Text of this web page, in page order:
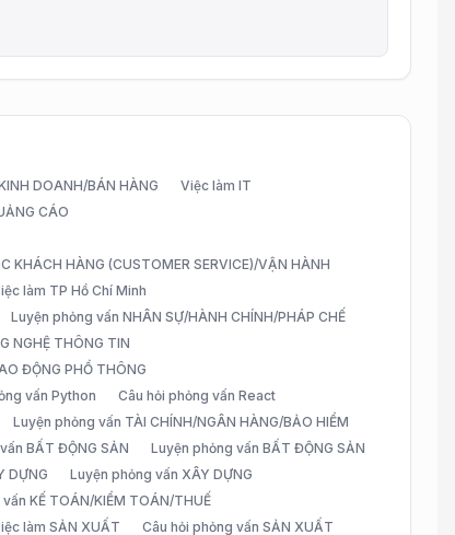
DOANH/BÁN HÀNG
Việc làm IT
CÁO
KHÁCH HÀNG (CUSTOMER SERVICE)/VẬN HÀNH
làm TP Hồ Chí Minh
Luyện phỏng vấn NHÂN SỰ/HÀNH CHÍNH/PHÁP CHẾ
NGHỆ THÔNG TIN
ĐỘNG PHỔ THÔNG
vấn Python
Câu hỏi phỏng vấn React
Luyện phỏng vấn TÀI CHÍNH/NGÂN HÀNG/BẢO HIỂM
BẤT ĐỘNG SẢN
Luyện phỏng vấn BẤT ĐỘNG SẢN
DỰNG
Luyện phỏng vấn XÂY DỰNG
KẾ TOÁN/KIỂM TOÁN/THUẾ
làm SẢN XUẤT Câu hỏi phỏng vấn SẢN XUẤT